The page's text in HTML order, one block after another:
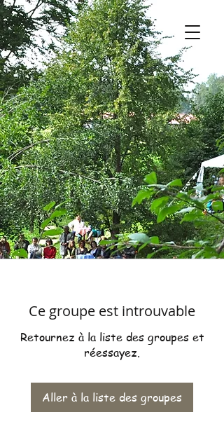
Ce groupe est introuvable
Retournez à la liste des groupes et
réessayez.
Aller à la liste des groupes